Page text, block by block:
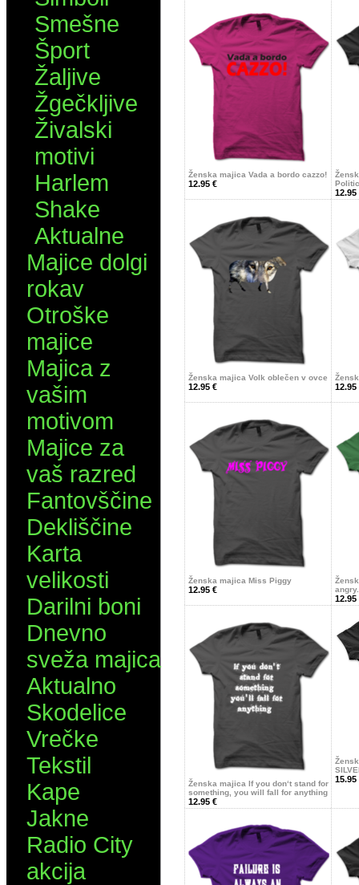
Smešne
Šport
Žaljive
Žgečkljive
Živalski
motivi
Harlem
Shake
Aktualne
Majice dolgi
rokav
Otroške
majice
Majica z
vašim
motivom
Majice za
vaš razred
Fantovščine
Dekliščine
Karta
velikosti
Darilni boni
Dnevno
sveža majica
Aktualno
Skodelice
Vrečke
Tekstil
Kape
Jakne
Radio City
akcija
Ženska majica Vada a bordo cazzo!
12.95 €
12.95
Ženska majica Volk oblečen v ovce
12.95 € 12.95
Ženska majica Miss Piggy
12.95 €
12.95
Ženska majica If you don‘t stand for
something, you will fall for anything
12.95 €
15.95